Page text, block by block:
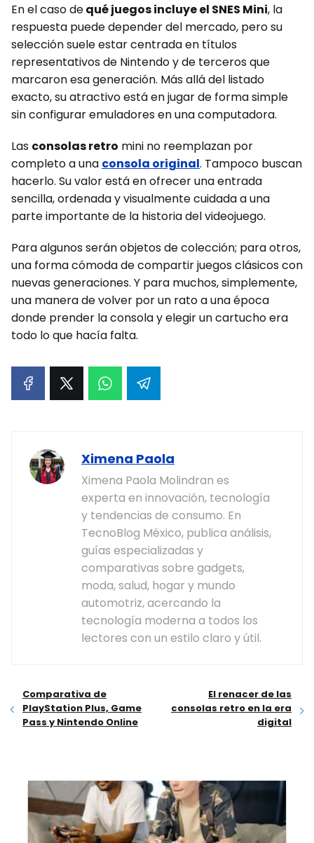
En el caso dequé juegos incluye el SNES Mini, la
respuesta puede depender del mercado, pero su
selección suele estar centrada en títulos
representativos de Nintendo y de terceros que
marcaron esa generación. Más allá del listado
exacto, su atractivo está en jugar de forma simple
sin configurar emuladores en una computadora.
Las consolas retro mini no reemplazan por
completo a una consola original. Tampoco buscan
hacerlo. Su valor está en ofrecer una entrada
sencilla, ordenada y visualmente cuidada a una
parte importante de la historia del videojuego.
Para algunos serán objetos de colección; para otros,
una forma cómoda de compartir juegos clásicos con
nuevas generaciones. Y para muchos, simplemente,
una manera de volver por un rato a una época
donde prender la consola y elegir un cartucho era
todo lo que hacía falta.
Ximena Paola
Ximena Paola Molindran es
experta en innovación, tecnología
y tendencias de consumo. En
TecnoBlog México, publica análisis,
guías especializadas y
comparativas sobre gadgets,
moda, salud, hogar y mundo
automotriz, acercando la
tecnología moderna a todos los
lectores con un estilo claro y útil.
Comparativa de
PlayStation Plus, Game
Pass y Nintendo Online
El renacer de las
consolas retro en la era
digital